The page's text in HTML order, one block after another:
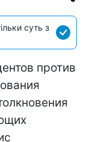
суть з
против